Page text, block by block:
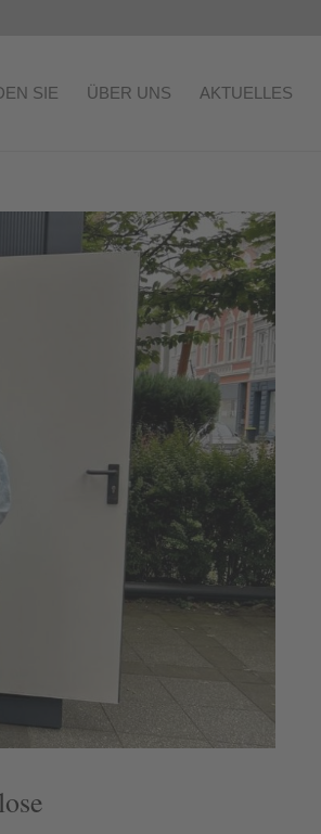
SIE ÜBER UNS AKTUELLES